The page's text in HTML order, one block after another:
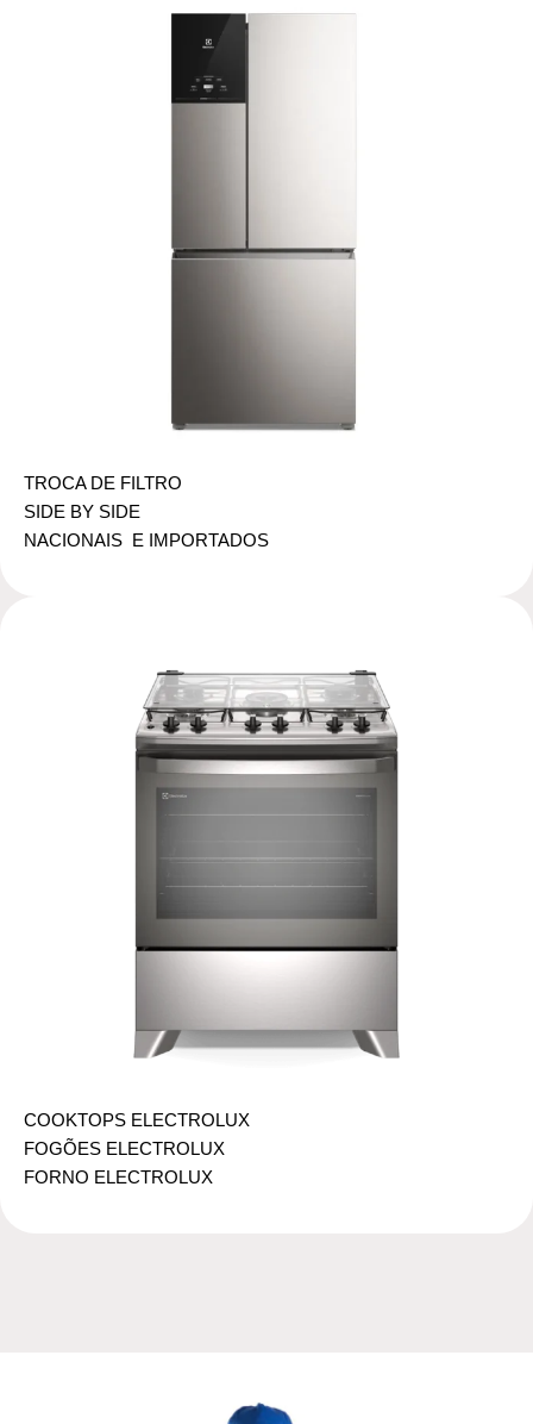
TROCA DE FILTRO
SIDE BY SIDE
NACIONAIS E IMPORTADOS
COOKTOPS ELECTROLUX
FOGÕES ELECTROLUX
FORNO ELECTROLUX